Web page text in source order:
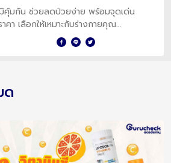
คุ้มกัน ช่วยลดป่วยง่าย พร้อมจุดเด่น
า เลือกให้เหมาะกับร่างกายคุณ
ด